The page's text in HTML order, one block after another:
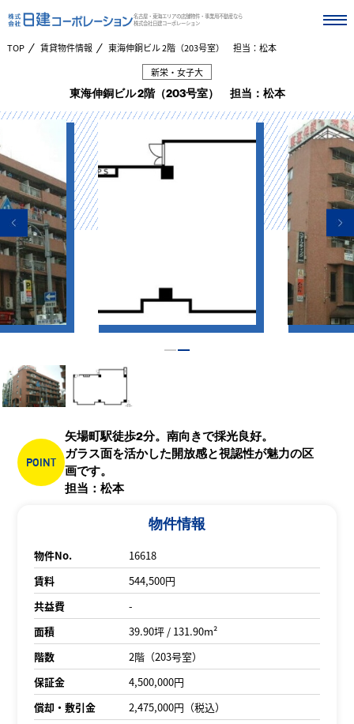
名古屋・東海エリアの店舗物件・事業用不動産なら
株式会社日建コーポレーション
TOP 賃貸物件情報
東海伸銅ビル 2階（203号室） 担当：松本
新栄・女子大
東海伸銅ビル 2階（203号室） 担当：松本
POINT
矢場町駅徒歩2分。南向きで採光良好。
ガラス面を活かした開放感と視認性が魅力の区
画です。
担当：松本
物件情報
物件No.
16618
賃料
544,500円
共益費
-
面積
39.90坪 / 131.90m²
階数
2階（203号室）
保証金
4,500,000円
償却・敷引金
2,475,000円（税込）